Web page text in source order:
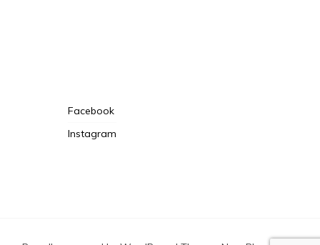
ャンプ場
Facebook
Instagram